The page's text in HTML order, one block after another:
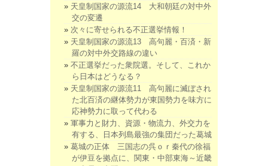
天皇制国家の源流14 大和朝廷の対中外
交の変遷
次々に寄せられる不正選挙情報！
天皇制国家の源流13 高句麗・百済・新
羅の対中外交路線の違い
不正選挙だった衆院選。そして、これか
ら日本はどうなる？
天皇制国家の源流11 高句麗に滅ぼされ
た北百済の継体勢力が東国勢力を味方に
応神勢力に取って代わる
軍事力と財力、資源・物流力、外交力を
有する、日本列島最強の集団だった葛城
葛城の正体 三国志の呉ｏｒ秦代の徐福
が伊豆を拠点に、関東・中部東海～近畿